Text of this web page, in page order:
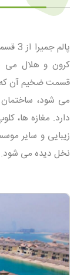
کرون و هلال می
می شود،
دارد. مغازه ها،
زیبایی و سایر
نخل دیده می شود.